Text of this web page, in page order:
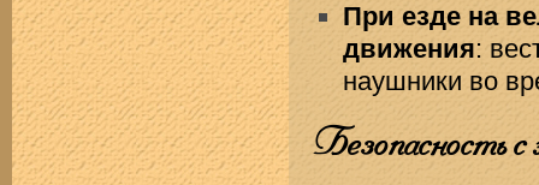
При езде на
движения:
наушники во
Безопасность с